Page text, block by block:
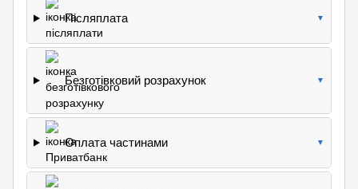
Післяплата ▼
Безготівковий розрахунок ▼
Оплата частинами ▼